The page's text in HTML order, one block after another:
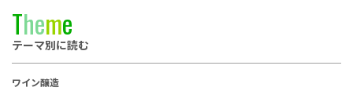
Theme
テーマ別に読む
ワイン醸造